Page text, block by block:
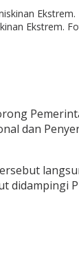
Ekstrem.
dan